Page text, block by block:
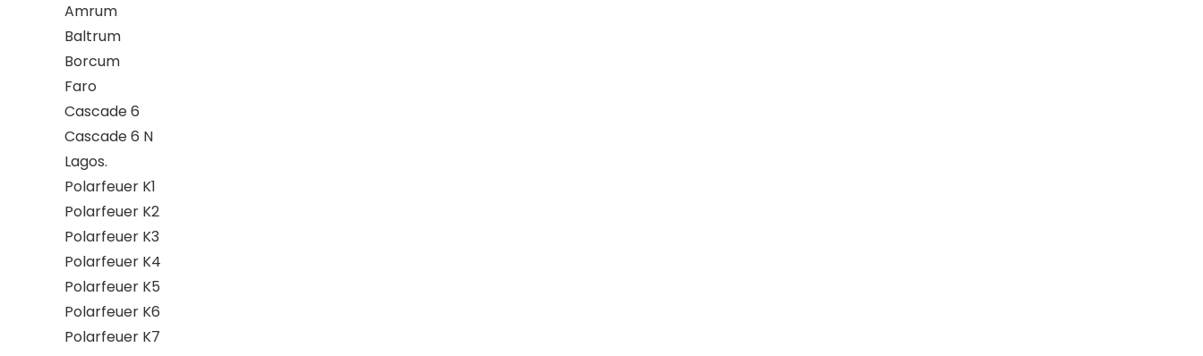
Amrum
Baltrum
Borcum
Faro
Cascade 6
Cascade 6 N
Lagos.
Polarfeuer K1
Polarfeuer K2
Polarfeuer K3
Polarfeuer K4
Polarfeuer K5
Polarfeuer K6
Polarfeuer K7